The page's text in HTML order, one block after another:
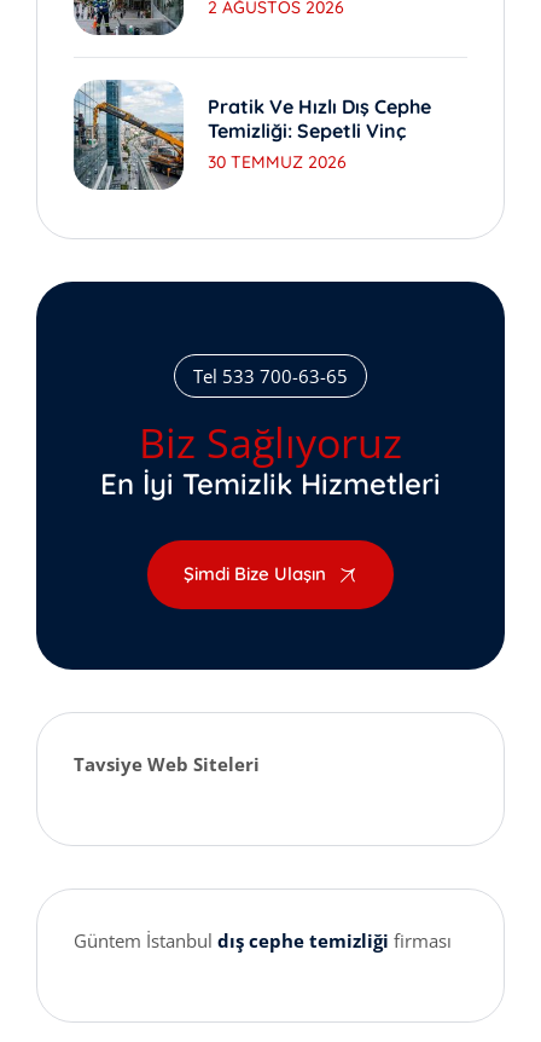
2 AĞUSTOS 2026
Pratik Ve Hızlı Dış Cephe
Temizliği: Sepetli Vinç
30 TEMMUZ 2026
Tel 533 700-63-65
Biz Sağlıyoruz
En İyi Temizlik Hizmetleri
Şimdi Bize Ulaşın
Tavsiye Web Siteleri
Güntem İstanbul dış cephe temizliği firması